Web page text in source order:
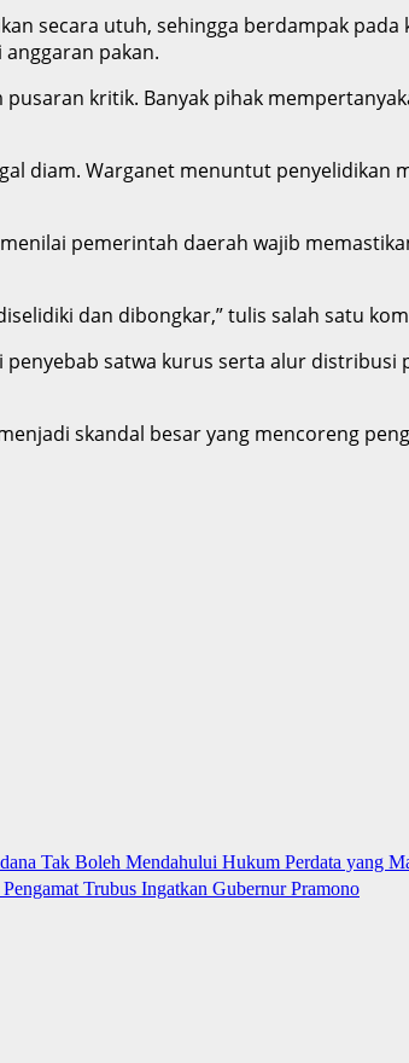
secara utuh, sehingga berdampak
pakan.
kritik. Banyak pihak
diam. Warganet menuntut penyelidikan
pemerintah daerah wajib
dan dibongkar,” tulis salah satu
satwa kurus serta alur
skandal besar yang mencoreng
Tak Boleh Mendahului Hukum Perdata yang
Trubus Ingatkan Gubernur Pramono